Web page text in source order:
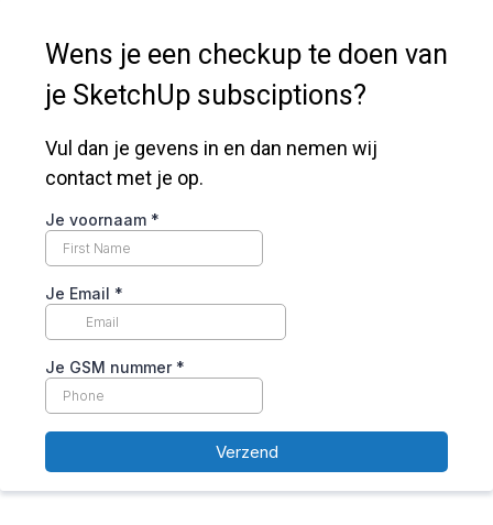
Wens je een checkup te doen van
je SketchUp subsciptions?
Vul dan je gevens in en dan nemen wij
contact met je op.
Je voornaam *
Je Email *
Je GSM nummer *
Verzend